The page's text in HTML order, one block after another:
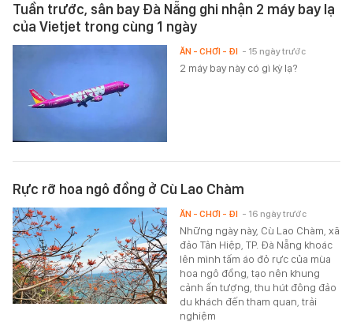
Tuần trước, sân bay Đà Nẵng ghi nhận 2 máy bay lạ
của Vietjet trong cùng 1 ngày
2 máy bay này có gì kỳ lạ?
ĂN - CHƠI - ĐI - 15 ngày trước
Rực rỡ hoa ngô đồng ở Cù Lao Chàm
Những ngày này, Cù Lao Chàm, xã
đảo Tân Hiệp, TP. Đà Nẵng khoác
lên mình tấm áo đỏ rực của mùa
hoa ngô đồng, tạo nên khung
cảnh ấn tượng, thu hút đông đảo
du khách đến tham quan, trải
nghiệm
ĂN - CHƠI - ĐI - 16 ngày trước